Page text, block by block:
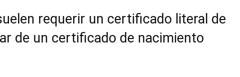
requerir un certificado literal de
de un certificado de nacimiento